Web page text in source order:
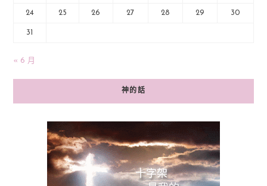
24 25 26 27 28 29 30
31
« 6 月
神的話